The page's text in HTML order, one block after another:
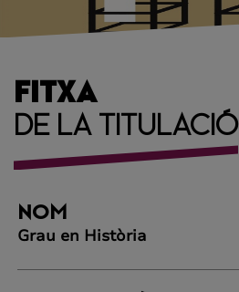
FITXA
DE LA TITULACIÓ
NOM
Grau en Història